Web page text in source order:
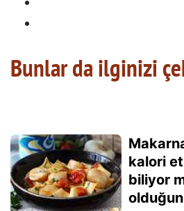
Bunlar da ilginizi
kalori
biliyor